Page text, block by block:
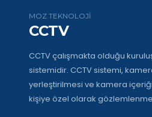
MOZ TEKNOLOJİ
CCTV
CCTV çalışmakta olduğu
sistemidir. CCTV sistemi,
yerleştirilmesi ve kamera
kişiye özel olarak